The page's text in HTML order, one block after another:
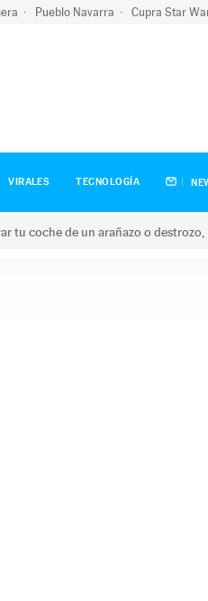
Pueblo Navarra Cupra Star
VIRALES TECNOLOGÍA
tu coche de un arañazo o